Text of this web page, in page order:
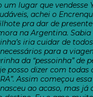
um lugar que vendesse
achei o
pra dar de
na Argentina. Sabia
iria cuidar de
para a
da “pessoinha” de
posso dizer com todas
Assim começou
ao acaso, mas já